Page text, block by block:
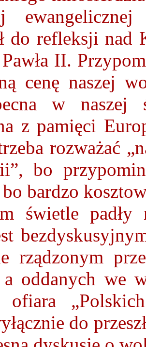
do refleksji nad
II.
cenę naszej
w
z pamięci
rozważać
bo
bardzo
świetle padły
rządzonym
oddanych we
ofiara
do